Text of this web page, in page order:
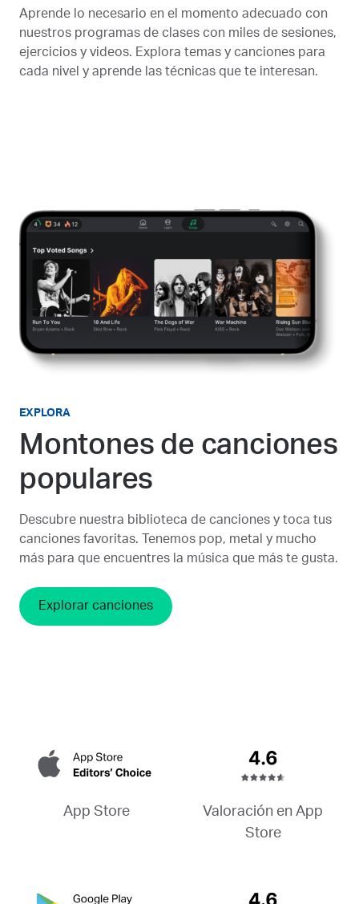
Aprende lo necesario en el momento adecuado con
nuestros programas de clases con miles de sesiones,
ejercicios y videos. Explora temas y canciones para
cada nivel y aprende las técnicas que te interesan.
EXPLORA
Montones de canciones
populares
Descubre nuestra biblioteca de canciones y toca tus
canciones favoritas. Tenemos pop, metal y mucho
más para que encuentres la música que más te gusta.
Explorar canciones
App Store
Valoración en App
Store